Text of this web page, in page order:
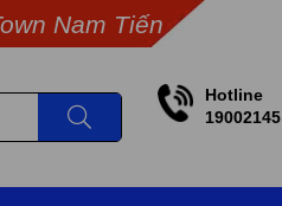
Tiến
Hotline
19002145